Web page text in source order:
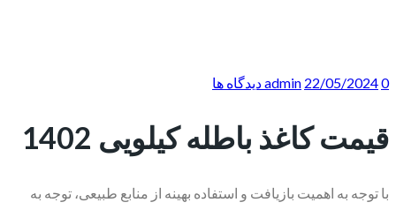
admin 22/05/20240 دیدگاه ها
قیمت کاغذ باطله کیلویی 1402
با توجه به اهمیت بازیافت و استفاده بهینه از منابع طبیعی، توجه به